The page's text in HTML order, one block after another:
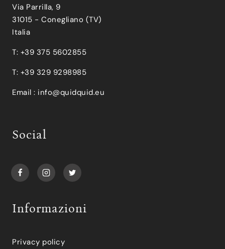
Via Parrilla, 9
31015 - Conegliano (TV)
Italia
T: +39 375 5602855
T: +39 329 9298985
Email : info@quidquid.eu
Social
Informazioni
Privacy policy